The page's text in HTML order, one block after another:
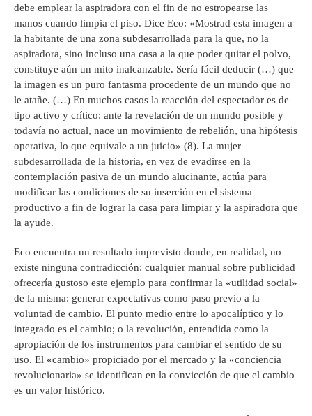
debe emplear la aspiradora con el fin de no estropearse las
manos cuando limpia el piso. Dice Eco: «Mostrad esta imagen a
la habitante de una zona subdesarrollada para la que, no la
aspiradora, sino incluso una casa a la que poder quitar el polvo,
constituye aún un mito inalcanzable. Sería fácil deducir (…) que
la imagen es un puro fantasma procedente de un mundo que no
le atañe. (…) En muchos casos la reacción del espectador es de
tipo activo y crítico: ante la revelación de un mundo posible y
todavía no actual, nace un movimiento de rebelión, una hipótesis
operativa, lo que equivale a un juicio» (8). La mujer
subdesarrollada de la historia, en vez de evadirse en la
contemplación pasiva de un mundo alucinante, actúa para
modificar las condiciones de su inserción en el sistema
productivo a fin de lograr la casa para limpiar y la aspiradora que
la ayude.
Eco encuentra un resultado imprevisto donde, en realidad, no
existe ninguna contradicción: cualquier manual sobre publicidad
ofrecería gustoso este ejemplo para confirmar la «utilidad social»
de la misma: generar expectativas como paso previo a la
voluntad de cambio. El punto medio entre lo apocalíptico y lo
integrado es el cambio; o la revolución, entendida como la
apropiación de los instrumentos para cambiar el sentido de su
uso. El «cambio» propiciado por el mercado y la «conciencia
revolucionaria» se identifican en la convicción de que el cambio
es un valor histórico.